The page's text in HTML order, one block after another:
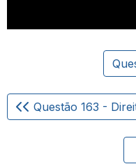
Questão 163 -